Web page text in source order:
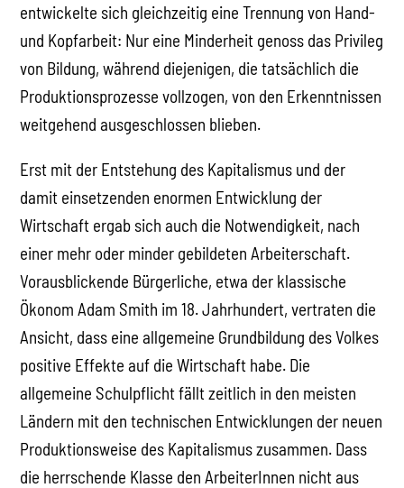
entwickelte sich gleichzeitig eine Trennung von Hand-
und Kopfarbeit: Nur eine Minderheit genoss das Privileg
von Bildung, während diejenigen, die tatsächlich die
Produktionsprozesse vollzogen, von den Erkenntnissen
weitgehend ausgeschlossen blieben.
Erst mit der Entstehung des Kapitalismus und der
damit einsetzenden enormen Entwicklung der
Wirtschaft ergab sich auch die Notwendigkeit, nach
einer mehr oder minder gebildeten Arbeiterschaft.
Vorausblickende Bürgerliche, etwa der klassische
Ökonom Adam Smith im 18. Jahrhundert, vertraten die
Ansicht, dass eine allgemeine Grundbildung des Volkes
positive Effekte auf die Wirtschaft habe. Die
allgemeine Schulpflicht fällt zeitlich in den meisten
Ländern mit den technischen Entwicklungen der neuen
Produktionsweise des Kapitalismus zusammen. Dass
die herrschende Klasse den ArbeiterInnen nicht aus